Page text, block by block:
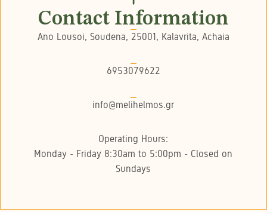
Contact Information
Ano Lousoi, Soudena, 25001, Kalavrita, Achaia
6953079622
info@melihelmos.gr
Operating Hours:
Monday - Friday 8:30am to 5:00pm - Closed on
Sundays